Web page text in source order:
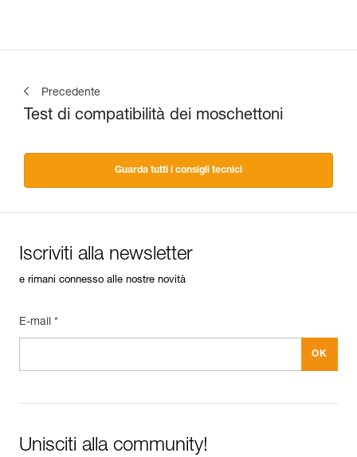
Precedente
Test di compatibilità dei moschettoni
Guarda tutti i consigli tecnici
Iscriviti alla newsletter
e rimani connesso alle nostre novità
E-mail *
Unisciti alla community!